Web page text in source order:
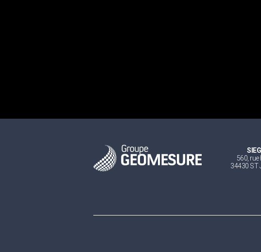
560,
34430 ST